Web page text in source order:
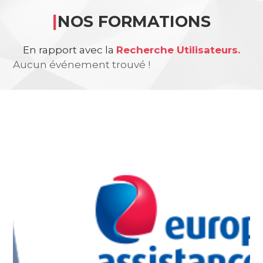
|NOS FORMATIONS
En rapport avec la Recherche Utilisateurs.
Aucun événement trouvé !